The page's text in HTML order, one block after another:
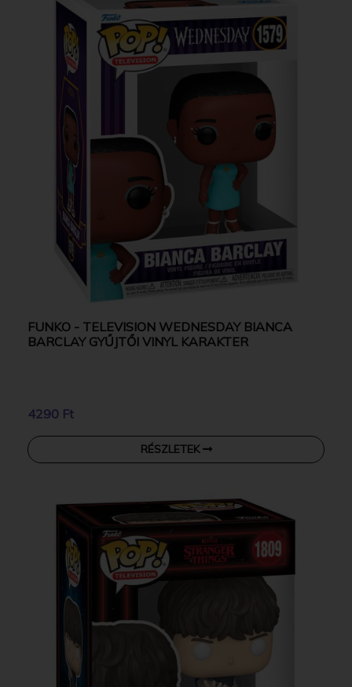
FUNKO - TELEVISION WEDNESDAY BIANCA
BARCLAY GYŰJTŐI VINYL KARAKTER
4290 Ft
RÉSZLETEK